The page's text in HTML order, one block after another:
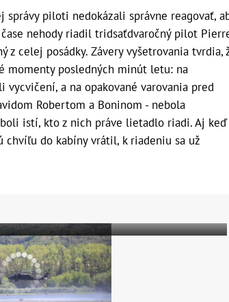
piloti nedokázali správne reagovať,
nehody riadil tridsaťdvaročný pilot
z celej posádky. Závery vyšetrovania tvrdia,
momenty posledných minút letu: na
a na opakované varovania pred
Robertom a Boninom - nebola
istí, kto z nich práve lietadlo riadi. Aj keď
chvíľu do kabíny vrátil, k riadeniu sa už